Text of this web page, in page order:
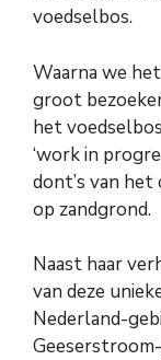
voedselbos.
Waarna we
groot
het
‘work in
dont’s van
op zandgrond.
Naast haar
van deze
Nederland-